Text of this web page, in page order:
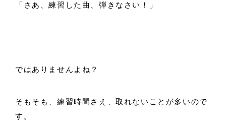
「さあ、練習した曲、弾きなさい！」
ではありませんよね？
そもそも、練習時間さえ、取れないことが多いので
す。